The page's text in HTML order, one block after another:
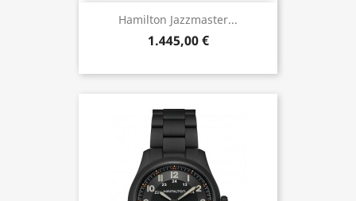
Hamilton Jazzmaster...
1.445,00 €